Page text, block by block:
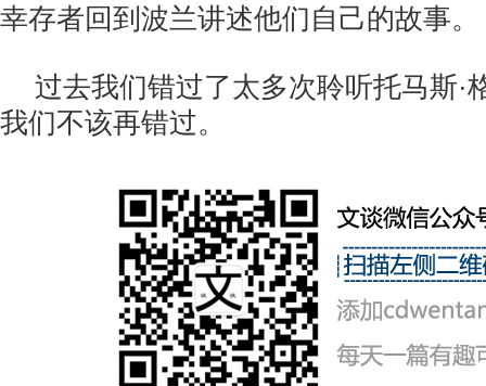
幸存者回到波兰讲述他们自己的故事。
过去我们错过了太多次聆听托马斯·
我们不该再错过。